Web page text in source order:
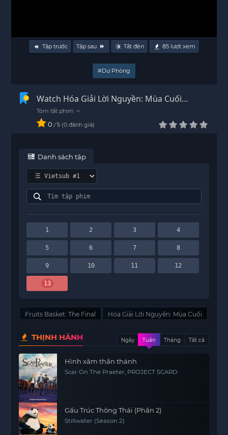
Tập trước Tập sau Tắt đèn 85lượt xem
#Dự Phòng
Watch Hóa Giải Lời Nguyền: Mùa Cuối
episode 13 Vietsub - HD
0 / 5 0 đánh giá
Danh sách tập
1 2 3 4
5 6 7 8
9 10 11 12
13
Fruits Basket: The Final Hóa Giải Lời Nguyền: Mùa Cuối
THỊNH HÀNH Ngày Tuần Tháng Tất cả
Hình xăm thần thánh
Scar On The Praeter, PROJECT SCARD
Gấu Trúc Thông Thái (Phần 2)
Stillwater (Season 2)